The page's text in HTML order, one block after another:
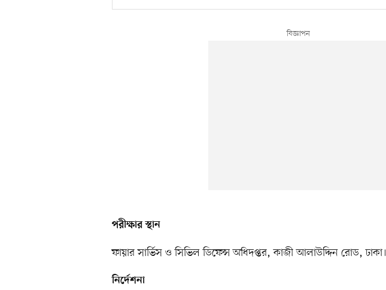
পরীক্ষার স্থান
ফায়ার সার্ভিস ও সিভিল ডিফেন্স অধিদপ্তর, কাজী আলাউদ্দিন রোড, ঢাকা।
নির্দেশনা